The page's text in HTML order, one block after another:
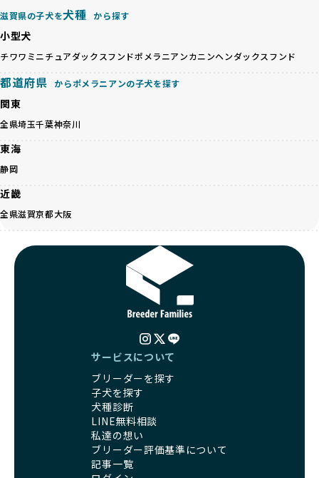
ーダー自身の理念や姿勢までも丁寧に確認しています。
さらに、こうした評価結果は透明性を持って公開されている
ため、どのブリーダーを選んでも安心して子犬をお迎えいた
だけます。
す。
BreederFamiliesは、ペット業界が抱える命の大量生産・大
量販売、負担の大きい流通構造、劣悪な飼育環境といった課
題に真摯に向き合っています。優良ブリーダーとの直接取引
を促進することで、無駄な命の消費を減らし、命を大切にす
る社会の実現を目指しています。
さらに、売上の一部を保護団体や保護団体を支援する公益法
人へ寄付しています。多くのペット販売業者が、動物福祉へ
の取り組みが不十分であることを理由に寄付を断られる中、
BreederFamiliesはその姿勢が評価され、寄付が実現してい
ます。この活動により、保護が必要なワンちゃんの救済や保
護活動の支援にも貢献しています。
BreederFamiliesのこうした取り組みは、目の前の子犬だけ
でなく、すべてのワンちゃんに優しい未来を創るための大き
な一歩です。ユーザーの皆さんがBreederFamiliesを通じて
身ともに健康に育つための環境づくりに全力を注いでいま
遺伝的なリスクを最小限に抑えた繁殖計画、栄養バランスが
考えられた食事、子犬がのびのびと動ける適度な運動環境、
さらに獣医師と連携した健康管理まで徹底しています。
その結果、BreederFamiliesを通じてお迎えする子犬は、元
気で健康なスタートを切れることが大きな魅力です。
ペットショップやオークションを介さずに直接飼い主に渡す
ことを大切にしています。また、彼らはお迎え先を自身で確
認し、ワンちゃんが安心して暮らせる環境を整えるために直
接の引き渡しを基本とします。
一方で、営利優先ブリーダーは、広範囲に販売するためにペ
を軽視しがちです。
「ペットショップ等を使わない」の詳細はこちら
近年、「小さくて可愛い」「珍しい毛色」という見た目の特
徴が人気を集め、高値で取引されることが多くなっていま
くありません。極小サイズは骨や心臓に負担がかかりやす
く、レアカラーには遺伝疾患のリスクが高まることがありま
す。
営利優先ブリーダーは、このような流行や需要に応じて無理
な繁殖を行いがちです。小柄な母犬を繁殖に多用して体に負
担をかけたり、子犬を小さく見せるために食事を減らすな
ど、健康を犠牲にした管理がされることもあります。このよ
うな方法では、ワンちゃんの免疫力や体力が低下し、飼い主
にとっても将来的な医療費やケアの負担が増える恐れがあり
優良ブリーダーは、こうした流行に流されず、ワンちゃんの
健康を最優先に考えています。特に小さいワンちゃんやレア
カラーの子犬を販売する場合は、健康リスクを十分に理解
し、飼い主にそのリスクについて丁寧に説明しています。食
事管理もしっかり行い、成長に必要な栄養を確保するなど、
ワンちゃんの健康を第一にした繁殖を心がけています。
「見た目以上に健康重視」の詳細はこちら
引退犬とは、繁殖期を終えたワンちゃんたちのことを指しま
滋賀県の子犬を犬種 から探す
小型犬
チワワ ミニチュアダックスフンドポメラニアンカニンヘンダックスフンド
都道府県 からポメラニアンの子犬を探す
関東
全県埼玉千葉神奈川
東海
静岡
近畿
全県滋賀京都大阪
サービスについて
ブリーダーを探す
子犬を探す
犬種診断
LINE無料相談
私達の想い
ブリーダー評価基準について
記事一覧